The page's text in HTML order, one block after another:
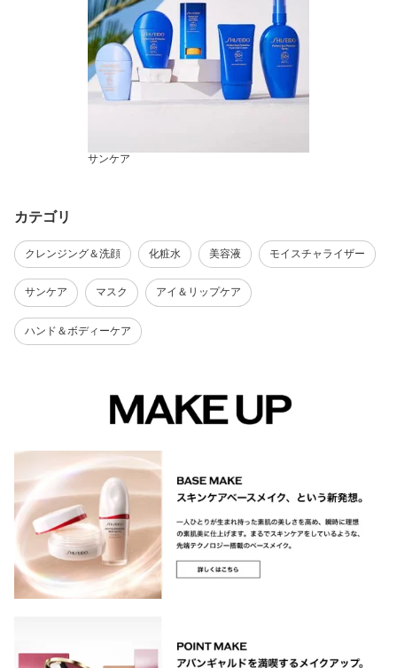
サンケア
カテゴリ
クレンジング＆洗顔 化粧水 美容液 モイスチャライザー
サンケア マスク アイ＆リップケア
ハンド＆ボディーケア